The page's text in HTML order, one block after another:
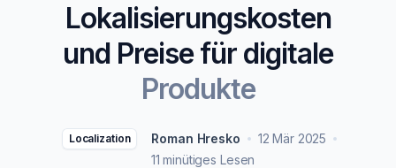
Lokalisierungskosten
und Preise für digitale
Produkte
Localization Roman Hresko
12 Mär 2025
11 minütiges Lesen